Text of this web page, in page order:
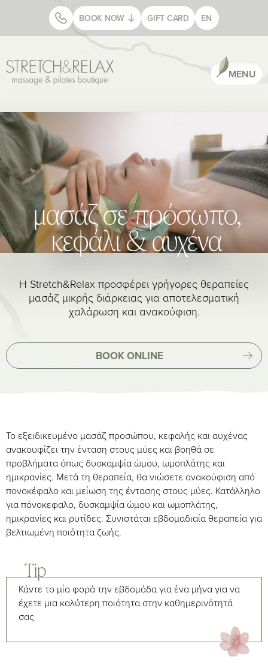
BOOK NOW GIFT CARD EN
MENU
μασάζ σε πρόσωπο,
κεφάλι & αυχένα
Η Stretch&Relax προσφέρει γρήγορες θεραπείες
μασάζ μικρής διάρκειας για αποτελεσματική
χαλάρωση και ανακούφιση.
BOOK ONLINE
Το εξειδικευμένο μασάζ προσώπου, κεφαλής και αυχένας
ανακουφίζει την ένταση στους μύες και βοηθά σε
προβλήματα όπως δυσκαμψία ώμου, ωμοπλάτης και
ημικρανίες. Μετά τη θεραπεία, θα νιώσετε ανακούφιση από
πονοκέφαλο και μείωση της έντασης στους μύες. Κατάλληλο
για πόνοκεφαλο, δυσκαμψία ώμου και ωμοπλάτης,
ημικρανίες και ρυτίδες. Συνιστάται εβδομαδιαία θεραπεία για
βελτιωμένη ποιότητα ζωής.
Tip
Κάντε το μία φορά την εβδομάδα για ένα μήνα για να
έχετε μια καλύτερη ποιότητα στην καθημερινότητά
σας